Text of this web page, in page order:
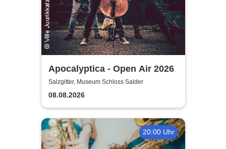
Apocalyptica - Open Air 2026
Salzgitter, Museum Schloss Salder
08.08.2026
20:00 Uhr